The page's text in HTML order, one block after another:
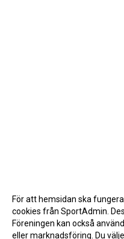
För att hemsidan ska
cookies från SportAdmin.
Föreningen kan också
eller marknadsföring. Du